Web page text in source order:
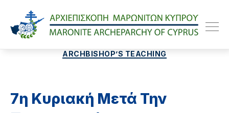
Categories
ARCHBISHOP’S TEACHING
7η Κυριακή Μετά Την